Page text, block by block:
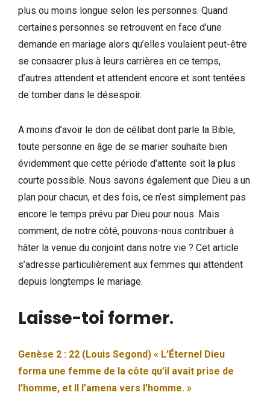
plus ou moins longue selon les personnes. Quand
certaines personnes se retrouvent en face d’une
demande en mariage alors qu’elles voulaient peut-être
se consacrer plus à leurs carrières en ce temps,
d’autres attendent et attendent encore et sont tentées
de tomber dans le désespoir.
A moins d’avoir le don de célibat dont parle la Bible,
toute personne en âge de se marier souhaite bien
évidemment que cette période d’attente soit la plus
courte possible. Nous savons également que Dieu a un
plan pour chacun, et des fois, ce n’est simplement pas
encore le temps prévu par Dieu pour nous. Mais
comment, de notre côté, pouvons-nous contribuer à
hâter la venue du conjoint dans notre vie ? Cet article
s’adresse particulièrement aux femmes qui attendent
depuis longtemps le mariage.
Laisse-toi former.
Genèse 2 : 22 (Louis Segond) « L’Éternel Dieu
forma une femme de la côte qu’il avait prise de
l’homme, et Il l’amena vers l’homme. »